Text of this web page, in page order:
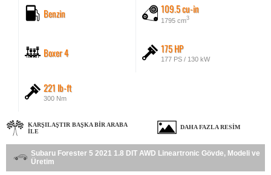
Benzin 109.5 cu-in
1795 cm3
Boxer 4 175 HP
177 PS / 130 kW
221 lb-ft
300 Nm
KARŞILAŞTIR BAŞKA BIR ARABA
ILE
DAHA FAZLA RESIM
Subaru Forester 5 2021 1.8 DIT AWD Lineartronic Gövde, Modeli ve
Üretim